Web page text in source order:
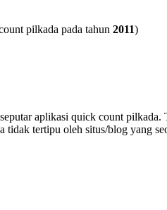
pilkada pada tahun 2011)
aplikasi quick count pilkada.
tidak tertipu oleh situs/blog yang